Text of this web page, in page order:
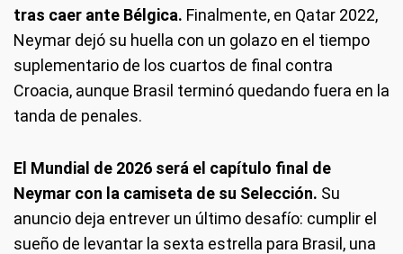
tras caer ante Bélgica. Finalmente, en Qatar 2022,
Neymar dejó su huella con un golazo en el tiempo
suplementario de los cuartos de final contra
Croacia, aunque Brasil terminó quedando fuera en la
tanda de penales.
El Mundial de 2026 será el capítulo final de
Neymar con la camiseta de su Selección. Su
anuncio deja entrever un último desafío: cumplir el
sueño de levantar la sexta estrella para Brasil, una